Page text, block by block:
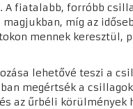
A fiatalabb, forróbb
míg az
mennek keresztül,
lehetővé teszi a
megértsék a
az űrbéli körülmények